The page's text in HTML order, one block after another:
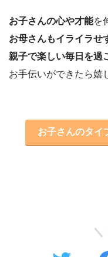
お子さんの心や才能を
お母さんもイライラせ
親子で楽しい毎日を過
お手伝いができたら嬉
お子さんのタイ